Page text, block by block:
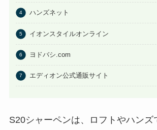
ハンズネット
イオンスタイルオンライン
ヨドバシ.com
エディオン公式通販サイト
S20シャーペンは、ロフトやハンズ